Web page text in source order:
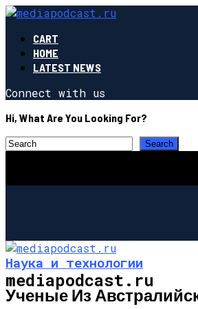
CART
HOME
LATEST NEWS
Connect with us
Hi, What Are You Looking For?
mediapodcast.ru
Наука и технологии
Ученые Из